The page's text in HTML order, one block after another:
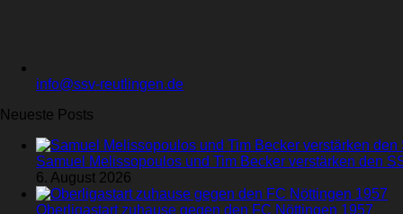
info@ssv-reutlingen.de
Neueste Posts
Samuel Melissopoulos und Tim Becker verstärken den
6. August 2026
Oberligastart zuhause gegen den FC Nöttingen 1957